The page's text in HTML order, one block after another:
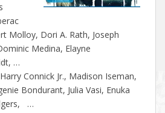
Molloy, Dori A. Rath, Joseph
Medina, Elayne
…
Connick Jr., Madison Iseman,
Bondurant, Julia Vasi, Enuka
…